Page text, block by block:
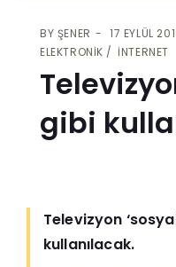
BY ŞENER 17 EYLÜL
ELEKTRONIK
İNTERNET
gibi
Televizyon
kullanılacak.